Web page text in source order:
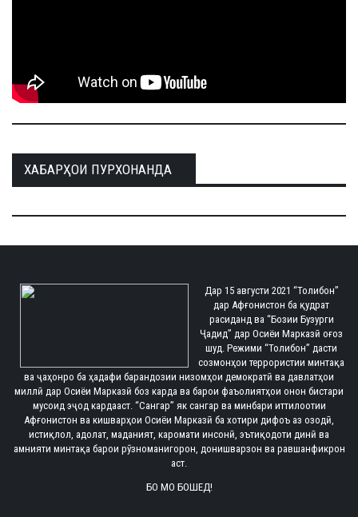
ХАБАРҲОИ ПУРХОНАНДА
Дар 15 августи 2021 “Толибон”
дар Афғонистон ба қудрат
расиданд ва “Бозии Бузурги
Ҷадид” дар Осиёи Марказӣ оғоз
шуд. Режими “Толибон” дасти
созмонҳои террористии минтақа
ва ҷаҳонро ба ҳадафи барандозии низомҳои демократӣ ва давлатҳои
миллӣ дар Осиёи Марказӣ боз карда ва барои фаъолиятҳои онон бистари
мусоид эҷод кардааст. “Сангар” як сангар ва минбари иттилоотии
Афғонистон ва кишварҳои Осиёи Марказӣ ба хотири дифоъ аз озодӣ,
истиқлол, адолат, маданият, каромати инсонӣ, эътиқодоти динӣ ва
амнияти минтақа барои рӯзноманигорон, донишварзон ва равшанфикрон
аст.
БО МО БОШЕД!